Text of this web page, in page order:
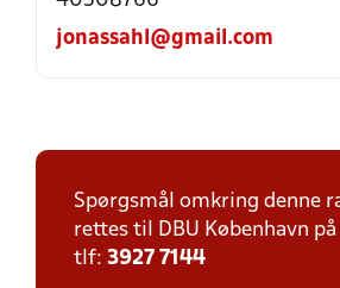
jonassahl@gmail.com
Spørgsmål omkring denne
rettes til DBU København på
tlf: 3927 7144